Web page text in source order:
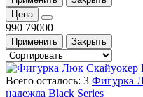
Цена
990 79000
Применить Закрыть
Всего осталось: 3 Фигурка
надежда Black Series